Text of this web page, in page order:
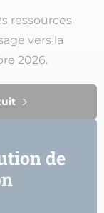
ressources
vers la
2026.
de